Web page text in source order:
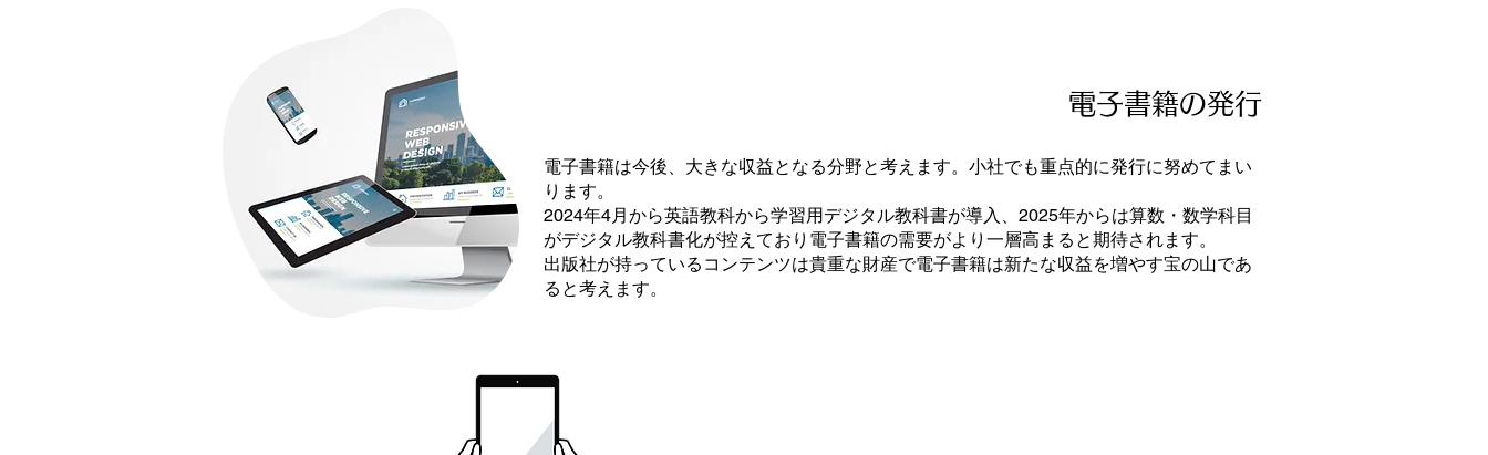
電子書籍の発行
電子書籍は今後、大きな収益となる分野と考えます。小社でも重点的に発行に努めてまい
ります。
2024年4月から英語教科から学習用デジタル教科書が導入、2025年からは算数・数学科目
がデジタル教科書化が控えており電子書籍の需要がより一層高まると期待されます。
出版社が持っているコンテンツは貴重な財産で電子書籍は新たな収益を増やす宝の山であ
ると考えます。